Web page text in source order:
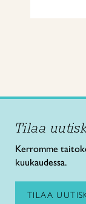
Tilaa
Kerromme
kuukaudessa.
TILAA